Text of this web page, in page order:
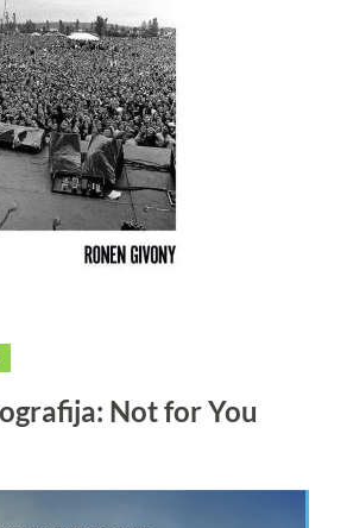
Not for You